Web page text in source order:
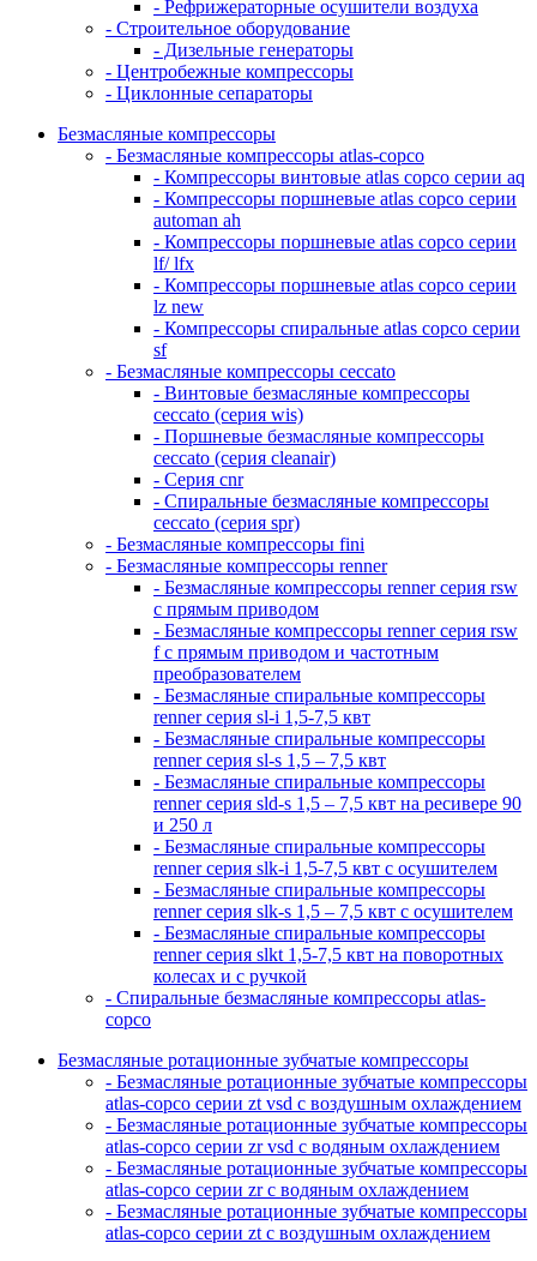
- Рефрижераторные осушители воздуха
- Строительное оборудование
- Дизельные генераторы
- Центробежные компрессоры
- Циклонные сепараторы
Безмасляные компрессоры
- Безмасляные компрессоры atlas-copco
- Компрессоры винтовые atlas copco серии aq
- Компрессоры поршневые atlas copco серии
automan ah
- Компрессоры поршневые atlas copco серии
lf/ lfx
- Компрессоры поршневые atlas copco серии
lz new
- Компрессоры спиральные atlas copco серии
sf
- Безмасляные компрессоры ceccato
- Винтовые безмасляные компрессоры
ceccato (серия wis)
- Поршневые безмасляные компрессоры
ceccato (серия cleanair)
- Серия cnr
- Спиральные безмасляные компрессоры
ceccato (серия spr)
- Безмасляные компрессоры fini
- Безмасляные компрессоры renner
- Безмасляные компрессоры renner серия rsw
с прямым приводом
- Безмасляные компрессоры renner серия rsw
f с прямым приводом и частотным
преобразователем
- Безмасляные спиральные компрессоры
renner серия sl-i 1,5-7,5 квт
- Безмасляные спиральные компрессоры
renner серия sl-s 1,5 – 7,5 квт
- Безмасляные спиральные компрессоры
renner серия sld-s 1,5 – 7,5 квт на ресивере 90
и 250 л
- Безмасляные спиральные компрессоры
renner серия slk-i 1,5-7,5 квт с осушителем
- Безмасляные спиральные компрессоры
renner серия slk-s 1,5 – 7,5 квт с осушителем
- Безмасляные спиральные компрессоры
renner серия slkt 1,5-7,5 квт на поворотных
колесах и с ручкой
- Спиральные безмасляные компрессоры atlas-
copco
Безмасляные ротационные зубчатые компрессоры
- Безмасляные ротационные зубчатые компрессоры
atlas-copco серии zt vsd с воздушным охлаждением
- Безмасляные ротационные зубчатые компрессоры
atlas-copco серии zr vsd с водяным охлаждением
- Безмасляные ротационные зубчатые компрессоры
atlas-copco серии zr с водяным охлаждением
- Безмасляные ротационные зубчатые компрессоры
atlas-copco серии zt с воздушным охлаждением